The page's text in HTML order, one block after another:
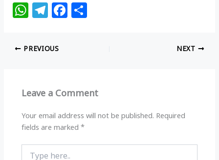
W
at
s
p
T
e
g
m
F
o
k
PREVIOUS NEXT
Leave a Comment
Your email address will not be published. Required
fields are marked*
here..